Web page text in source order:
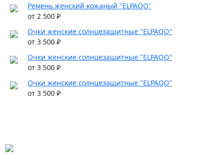
Ремень женский кожаный "ELPAQO"
от 2 500 ₽
Очки женские солнцезащитные "ELPAQO"
от 3 500 ₽
Очки женские солнцезащитные "ELPAQO"
от 3 500 ₽
Очки женские солнцезащитные "ELPAQO"
от 3 500 ₽